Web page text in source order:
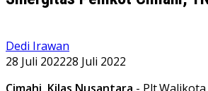
Dedi Irawan
28 Juli 202228 Juli 2022